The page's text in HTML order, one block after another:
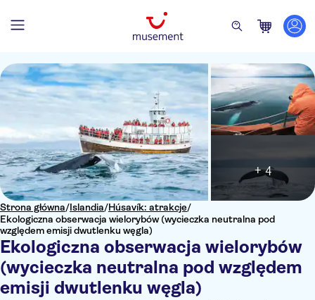
Strona główna/Islandia/Húsavík: atrakcje/
Ekologiczna obserwacja wielorybów (wycieczka neutralna pod
względem emisji dwutlenku węgla)
Ekologiczna obserwacja wielorybów
(wycieczka neutralna pod względem
emisji dwutlenku węgla)
+ 4